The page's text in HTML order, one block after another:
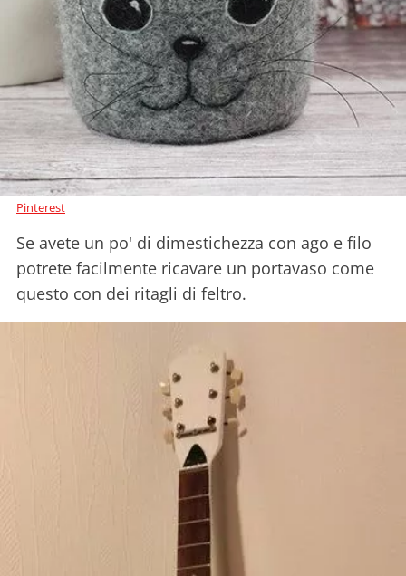
Pinterest
Se avete un po' di dimestichezza con ago e filo
potrete facilmente ricavare un portavaso come
questo con dei ritagli di feltro.